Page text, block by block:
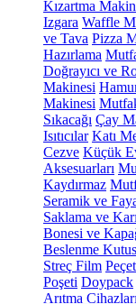
Kızartma
Izgara Waffle
ve Tava Pizza
Hazırlama
Doğrayıcı ve
Makinesi
Makinesi
Sıkacağı Çay
Isıtıcılar Katı
Cezve Küçük
Aksesuarları
Kaydırmaz
Seramik ve
Saklama ve
Bonesi ve
Beslenme
Streç Film
Poşeti Doypack
Arıtma Cihazları